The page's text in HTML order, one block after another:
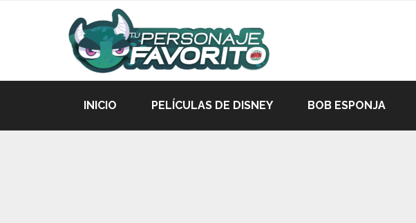
INICIO PELÍCULAS DE DISNEY BOB ESPONJA